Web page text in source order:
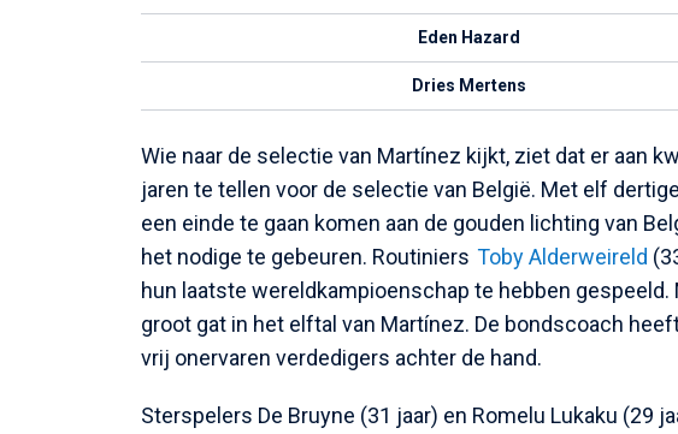
Eden Hazard
Dries Mertens
Wie naar de selectie van Martínez kijkt, ziet dat er aan
jaren te tellen voor de selectie van België. Met elf
een einde te gaan komen aan de gouden lichting van
het nodige te gebeuren. Routiniers Toby Alderweireld
hun laatste wereldkampioenschap te hebben
groot gat in het elftal van Martínez. De bondscoach
vrij onervaren verdedigers achter de hand.
Sterspelers De Bruyne (31 jaar) en Romelu Lukaku (29